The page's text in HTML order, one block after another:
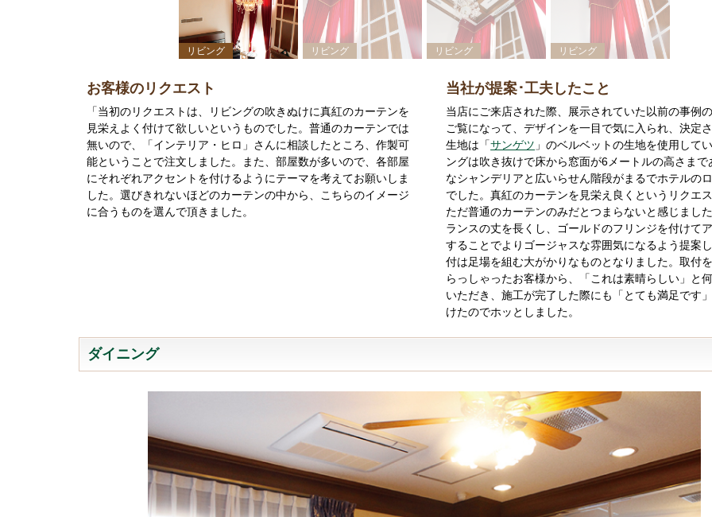
リビング リビング リビング リビング
お客様のリクエスト
「当初のリクエストは、リビングの吹きぬけに真紅のカーテンを
見栄えよく付けて欲しいというものでした。普通のカーテンでは
無いので、「インテリア・ヒロ」さんに相談したところ、作製可
能ということで注文しました。また、部屋数が多いので、各部屋
にそれぞれアクセントを付けるようにテーマを考えてお願いしま
した。選びきれないほどのカーテンの中から、こちらのイメージ
に合うものを選んで頂きました。
当社が提案･工夫したこと
当店にご来店された際、展示されていた以前の事例
ご覧になって、デザインを一目で気に入られ、決定さ
生地は「サンゲツ 」のベルベットの生地を使用して
ングは吹き抜けで床から窓面が6メートルの高さまで
なシャンデリアと広いらせん階段がまるでホテルの
でした。真紅のカーテンを見栄え良くというリクエス
ただ普通のカーテンのみだとつまらないと感じまし
ランスの丈を長くし、ゴールドのフリンジを付けて
することでよりゴージャスな雰囲気になるよう提案
付は足場を組む大がかりなものとなりました。取付
らっしゃったお客様から、「これは素晴らしい」と
いただき、施工が完了した際にも「とても満足です
けたのでホッとしました。
ダイニング